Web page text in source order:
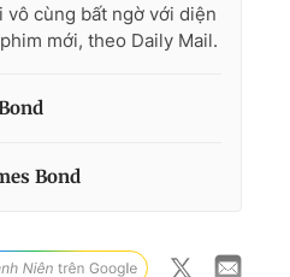
vô cùng bất ngờ với diện
mới, theo Daily Mail.
Bond